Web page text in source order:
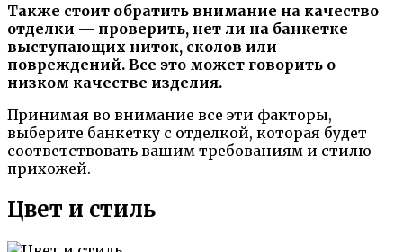
Также стоит обратить внимание на качество
отделки — проверить, нет ли на банкетке
выступающих ниток, сколов или
повреждений. Все это может говорить о
низком качестве изделия.
Принимая во внимание все эти факторы,
выберите банкетку с отделкой, которая будет
соответствовать вашим требованиям и стилю
прихожей.
Цвет и стиль